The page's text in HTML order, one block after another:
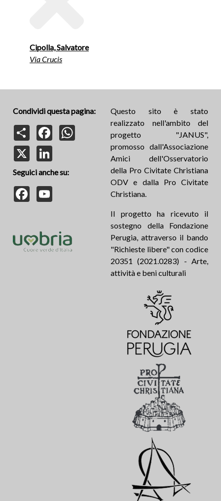
Cipolla, Salvatore
Via Crucis
Condividi questa pagina:
Share
FacebookWhatsApp
Seguici anche su:
Facebook
Questo sito è stato
realizzato nell'ambito del
progetto "JANUS",
promosso dall'Associazione
Amici dell'Osservatorio
della Pro Civitate Christiana
ODV e dalla Pro Civitate
Christiana.
Il progetto ha ricevuto il
sostegno della Fondazione
Perugia, attraverso il bando
"Richieste libere" con codice
20351 (2021.0283) - Arte,
attività e beni culturali